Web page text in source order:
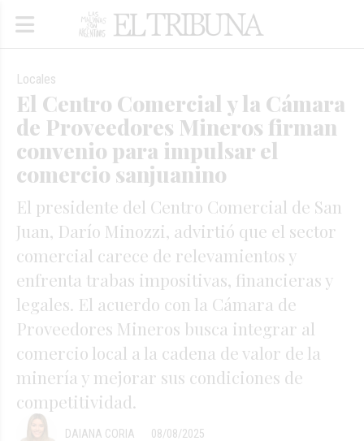
El Centro Comercial y la Cámara
de Proveedores Mineros firman
convenio para impulsar el
comercio sanjuanino
El presidente del Centro Comercial de San
Juan, Darío Minozzi, advirtió que el sector
comercial carece de relevamientos y
enfrenta trabas impositivas, financieras y
legales. El acuerdo con la Cámara de
Proveedores Mineros busca integrar al
comercio local a la cadena de valor de la
minería y mejorar sus condiciones de
competitividad.
Locales
08/08/2025
DAIANA CORIA